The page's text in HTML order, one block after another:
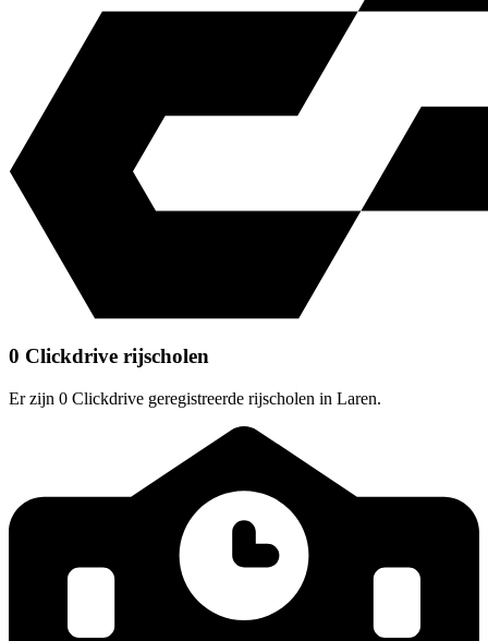
0 Clickdrive rijscholen
Er zijn 0 Clickdrive geregistreerde rijscholen in Laren.